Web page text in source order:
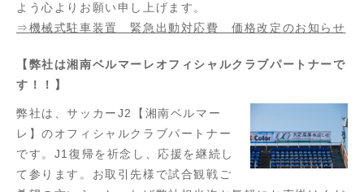
よう心よりお願い申し上げます。
⇒機械式駐車装置 緊急出動対応費 価格改定のお知らせ
【弊社は湘南ベルマーレオフィシャルクラブパートナーで
す！！】
弊社は、サッカーJ2【湘南ベルマー
レ】のオフィシャルクラブパートナー
です。J1復帰を祈念し、応援を継続し
て参ります。お取引先様で試合観戦ご